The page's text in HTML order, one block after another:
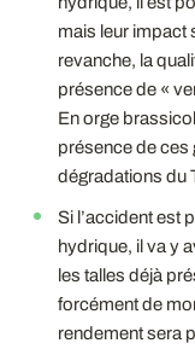
mais leur impact
revanche, la
présence de «
En orge
présence de ces
dégradations du
Si l’accident est
hydrique, il va y
les talles déjà
forcément de
rendement sera